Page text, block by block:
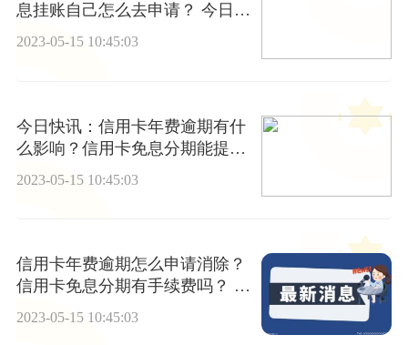
息挂账自己怎么去申请？ 今日热
议
2023-05-15 10:45:03
今日快讯：信用卡年费逾期有什
么影响？信用卡免息分期能提前
2023-05-15 10:45:03
信用卡年费逾期怎么申请消除？
信用卡免息分期有手续费吗？ 当
前快看
2023-05-15 10:45:03